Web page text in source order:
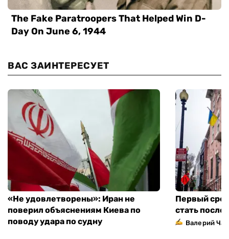
ВАС ЗАИНТЕРЕСУЕТ
«Не удовлетворены»: Иран не
поверил объяснениям Киева по
поводу удара по судну
Первый
стать
Валерий